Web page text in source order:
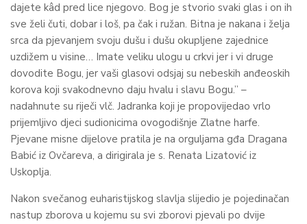
dajete kâd pred lice njegovo. Bog je stvorio svaki glas i on ih
sve želi čuti, dobar i loš, pa čak i ružan. Bitna je nakana i želja
srca da pjevanjem svoju dušu i dušu okupljene zajednice
uzdižem u visine… Imate veliku ulogu u crkvi jer i vi druge
dovodite Bogu, jer vaši glasovi odsjaj su nebeskih anđeoskih
korova koji svakodnevno daju hvalu i slavu Bogu.” –
nadahnute su riječi vlč. Jadranka koji je propovijedao vrlo
prijemljivo djeci sudionicima ovogodišnje Zlatne harfe.
Pjevane misne dijelove pratila je na orguljama gđa Dragana
Babić iz Ovčareva, a dirigirala je s. Renata Lizatović iz
Uskoplja.
Nakon svečanog euharistijskog slavlja slijedio je pojedinačan
nastup zborova u kojemu su svi zborovi pjevali po dvije